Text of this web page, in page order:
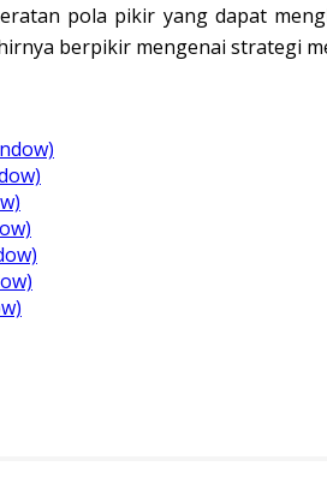
pola pikir yang dapat
berpikir mengenai strategi